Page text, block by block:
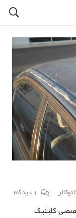
1 دیدگاه
کلینیک